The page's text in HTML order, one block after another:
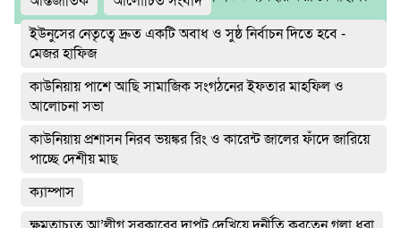
ইউনুসের নেতৃত্বে দ্রুত একটি অবাধ ও সুষ্ঠ নির্বাচন দিতে হবে -
মেজর হাফিজ
কাউনিয়ায় পাশে আছি সামাজিক সংগঠনের ইফতার মাহফিল ও
আলোচনা সভা
কাউনিয়ায় প্রশাসন নিরব ভয়ঙ্কর রিং ও কারেন্ট জালের ফাঁদে জারিয়ে
পাচ্ছে দেশীয় মাছ
ক্যাম্পাস